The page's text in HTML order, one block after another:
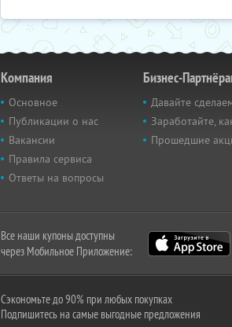
Компания
Основное
Публикации о нас
Вакансии
Правила сервиса
Ответы на вопросы
Бизнес-
Давайте
Заработайте,
Прошедшие
Все наши купоны доступны
через Мобильное Приложение:
Сэкономьте до 90% при любых покупках
Подпишитесь на самые выгодные предложения